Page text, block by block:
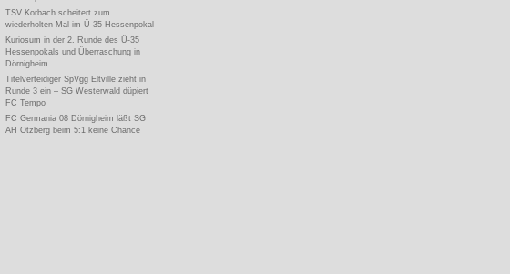
TSV Korbach scheitert zum
wiederholten Mal im Ü-35 Hessenpokal
Kuriosum in der 2. Runde des Ü-35
Hessenpokals und Überraschung in
Dörnigheim
Titelverteidiger SpVgg Eltville zieht in
Runde 3 ein – SG Westerwald düpiert
FC Tempo
FC Germania 08 Dörnigheim läßt SG
AH Otzberg beim 5:1 keine Chance